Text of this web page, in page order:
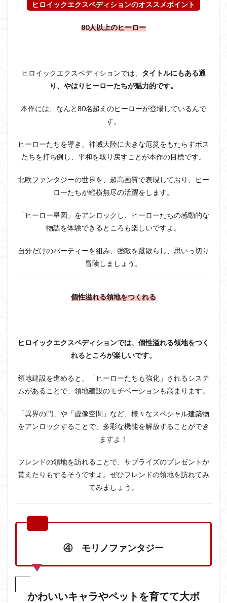
ヒロイックエクスペディションのオススメポイント
80人以上のヒーロー
ヒロイックエクスペディションでは、 タイトルにもある通
り、やはりヒーローたちが魅力的です。
本作には、なんと80名超えのヒーローが登場しているんで
す。
ヒーローたちを導き、神域大陸に大きな厄災をもたらすボス
たちを打ち倒し、平和を取り戻すことが本作の目標です。
北欧ファンタジーの世界を、超高画質で表現しており、ヒー
ローたちが縦横無尽の活躍をします。
「ヒーロー星図」をアンロックし、ヒーローたちの感動的な
物語を体験できるところも楽しいですよ。
自分だけのパーティーを組み、強敵を蹴散らし、思いっ切り
冒険しましょう。
個性溢れる領地をつくれる
ヒロイックエクスペディションでは、個性溢れる領地をつく
れるところが楽しいです。
領地建設を進めると、「ヒーローたちも強化」されるシステ
ムがあることで、領地建設のモチベーションも高まります。
「異界の門」や「虚像空間」など、様々なスペシャル建築物
をアンロックすることで、多彩な機能を解放することができ
ますよ！
フレンドの領地を訪れることで、サプライズのプレゼントが
貰えたりもするそうですよ。ぜひフレンドの領地を訪れてみ
てみましょう。
④ モリノファンタジー
かわいいキャラやペットを育てて大ボ